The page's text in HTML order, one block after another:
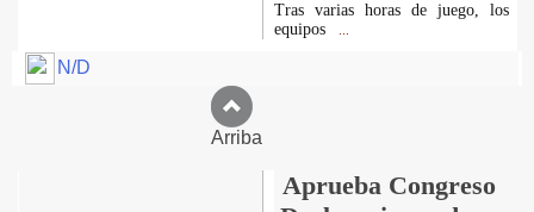
Tras varias horas de juego, los
equipos
N/D
Arriba
Aprueba Congreso